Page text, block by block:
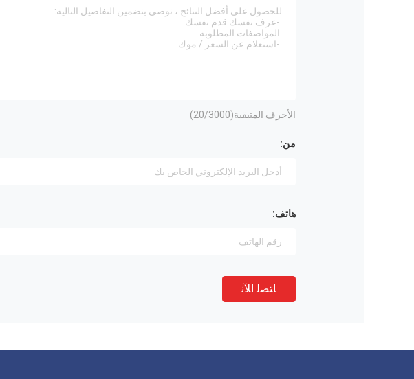
الأحرف المتبقية( 20/3000)
من:
هاتف:
ﺎﺘﺼﻟ ﺍﻶﻧ